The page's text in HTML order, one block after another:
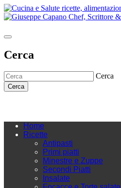
Cerca
Cerca
Cerca
Home
Ricette
Antipasti
Primi piatti
Minestre e Zuppe
Secondi Piatti
Insalate